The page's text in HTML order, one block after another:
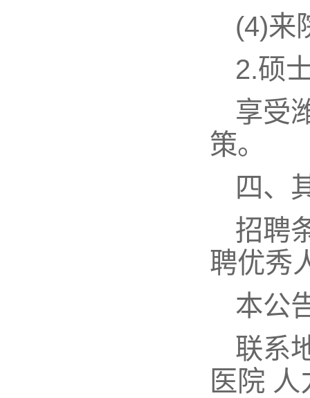
(4)来
2.硕
享受
策。
四、
招聘
聘优秀
本公
联系
医院